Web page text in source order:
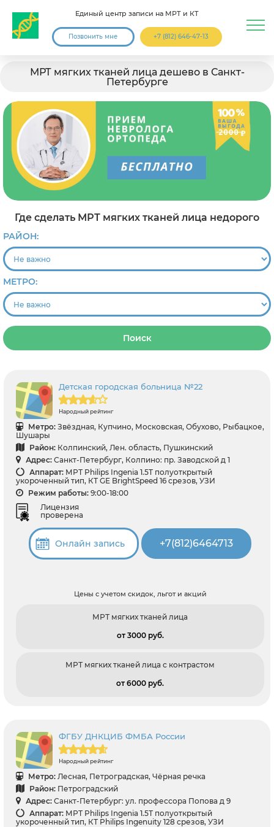
Единый центр записи на МРТ и КТ
Позвонить мне +7 (812) 646-47-13
МРТ мягких тканей лица дешево в Санкт-
Петербурге
Где сделать МРТ мягких тканей лица недорого
РАЙОН:
МЕТРО:
Поиск
Детская городская больница №22
Народный рейтинг
Метро: Звёздная, Купчино, Московская, Обухово, Рыбацкое,
Шушары
Район: Колпинский, Лен. область, Пушкинский
Адрес: Санкт-Петербург, Колпино: пр. Заводской д 1
Аппарат: МРТ Philips Ingenia 1.5T полуоткрытый
укороченный тип, КТ GЕ BrightSpeed 16 срезов, УЗИ
Режим работы: 9:00-18:00
Лицензия
проверена
Онлайн запись +7(812)6464713
Цены с учетом скидок, льгот и акций
МРТ мягких тканей лица
от 3000 pуб.
МРТ мягких тканей лица с контрастом
от 6000 pуб.
ФГБУ ДНКЦИБ ФМБА России
Народный рейтинг
Метро: Лесная, Петроградская, Чёрная речка
Район: Петроградский
Адрес: Санкт-Петербург: ул. профессора Попова д 9
Аппарат: МРТ Philips Ingenia 1.5Т полуоткрытый
укороченный тип, КТ Philips Ingenuity 128 срезов, УЗИ